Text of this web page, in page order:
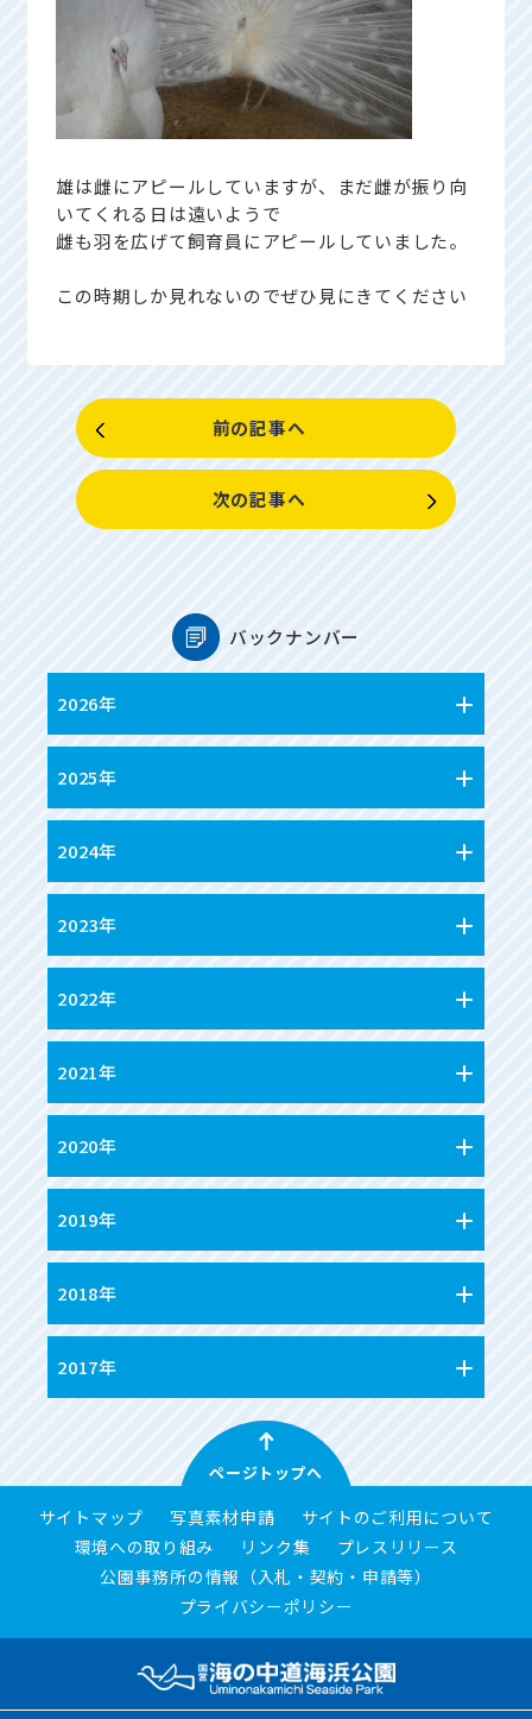
雄は雌にアピールしていますが、まだ雌が振り向
いてくれる日は遠いようで
雌も羽を広げて飼育員にアピールしていました。
この時期しか見れないのでぜひ見にきてください
前の記事へ
次の記事へ
バックナンバー
2026年
2025年
2024年
2023年
2022年
2021年
2020年
2019年
2018年
2017年
ページトップへ
サイトマップ 写真素材申請
サイトのご利用について
環境への取り組み
リンク集
プレスリリース
公園事務所の情報（入札・契約・申請等）
プライバシーポリシー